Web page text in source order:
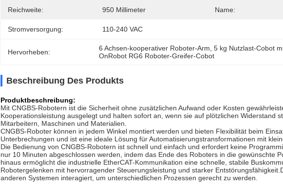
Reichweite: 950 Millimeter Name:
Stromversorgung: 110-240 VAC
Hervorheben: 6 Achsen-kooperativer Roboter-Arm , 5 kg Nutzlast-Cobot
OnRobot RG6 Roboter-Greifer-Cobot
Beschreibung Des Produkts
Produktbeschreibung:
Mit CNGBS-Robotern ist die Sicherheit ohne zusätzlichen Aufwand oder Kosten
Kooperationsleistung ausgelegt und halten sofort an, wenn sie auf plötzlichen Widerstand
Mitarbeitern, Maschinen und Materialien.
CNGBS-Roboter können in jedem Winkel montiert werden und bieten Flexibilität beim
Unterbrechungen und ist eine ideale Lösung für Automatisierungstransformationen mit
Die Bedienung von CNGBS-Robotern ist schnell und einfach und erfordert keine
nur 10 Minuten abgeschlossen werden, indem das Ende des Roboters in die gewünschte
hinaus ermöglicht die industrielle EtherCAT-Kommunikation eine schnelle, stabile
Robotergelenken mit hervorragender Steuerungsleistung und starker
anderen Systemen interagiert, um unterschiedlichen Prozessen gerecht zu werden.